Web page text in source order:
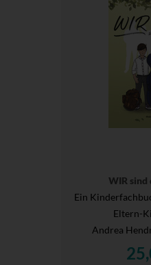
WIR sind
Ein
Eltern-
Andrea